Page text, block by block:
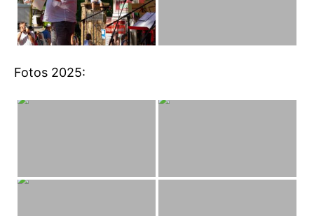
Fotos 2025: